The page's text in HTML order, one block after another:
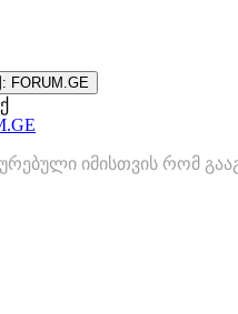
FORUM.GE
იმისთვის რომ